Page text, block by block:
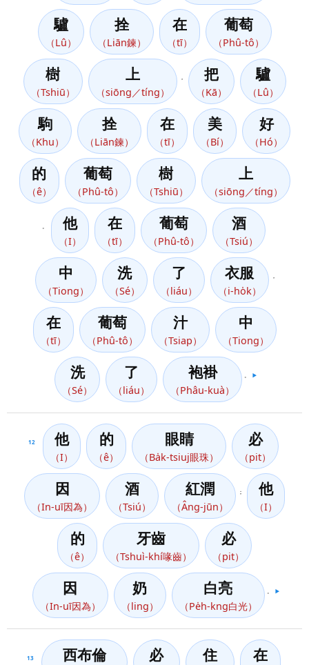
驢
（Lû）
拴
（Liān鍊）
在
（tī）
葡萄
（Phû-tô）
樹
（Tshiū）
上
（siōng／tíng）
把
（Kā）
驢
（Lû）
駒
（Khu）
拴
（Liān鍊）
在
（tī）
美
（Bí）
好
（Hó）
的
（ê）
葡萄
（Phû-tô）
樹
（Tshiū）
上
（siōng／tíng）
他
（I）
在
（tī）
葡萄
（Phû-tô）
酒
（Tsiú）
中
（Tiong）
洗
（Sé）
了
（liáu）
衣服
（i-ho̍k）
在
（tī）
葡萄
（Phû-tô）
汁
（Tsiap）
中
（Tiong）
洗
（Sé）
了
（liáu）
袍褂
（Phâu-kuà）
▶️
12 他
（I）
的
（ê）
眼睛
（Ba̍k-tsiuj眼珠）
必
（pit）
因
（In-uī因為）
酒
（Tsiú）
紅潤
（Âng-jūn）
； 他
（I）
的
（ê）
牙齒
（Tshuì-khí喙齒）
必
（pit）
因
（In-uī因為）
奶
（ling）
白亮
（Pe̍h-kng白光）
▶️
13 西布倫 必 住 在